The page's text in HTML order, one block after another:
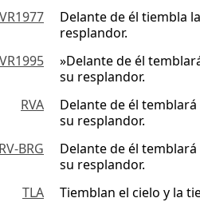
Delante de él tiembla
resplandor.
»Delante de él
su resplandor.
RVA
Delante de él
su resplandor.
BRG
Delante de él
su resplandor.
TLA
Tiemblan el cielo y la